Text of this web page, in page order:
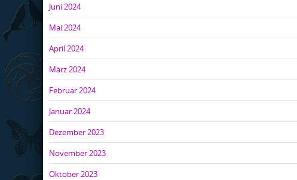
Juni 2024
Mai 2024
April 2024
März 2024
Februar 2024
Januar 2024
Dezember 2023
November 2023
Oktober 2023